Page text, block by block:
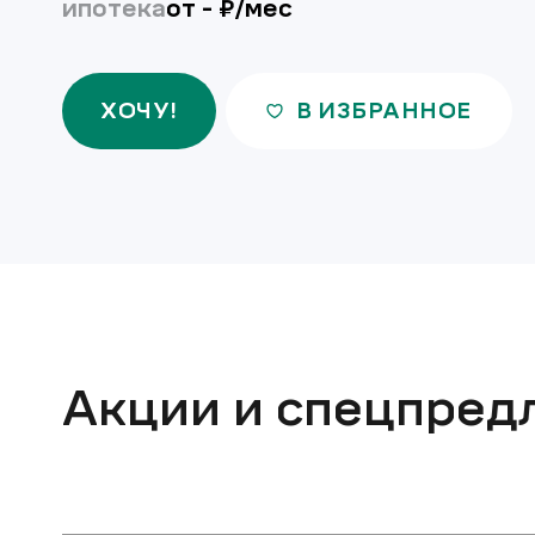
ипотекаот - ₽/мес
ХОЧУ! В ИЗБРАННОЕ
Акции и